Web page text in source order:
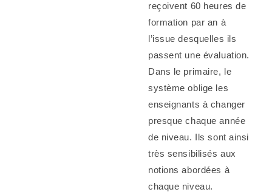
reçoivent 60 heures de
formation par an à
l’issue desquelles ils
passent une évaluation.
Dans le primaire, le
système oblige les
enseignants à changer
presque chaque année
de niveau. Ils sont ainsi
très sensibilisés aux
notions abordées à
chaque niveau.